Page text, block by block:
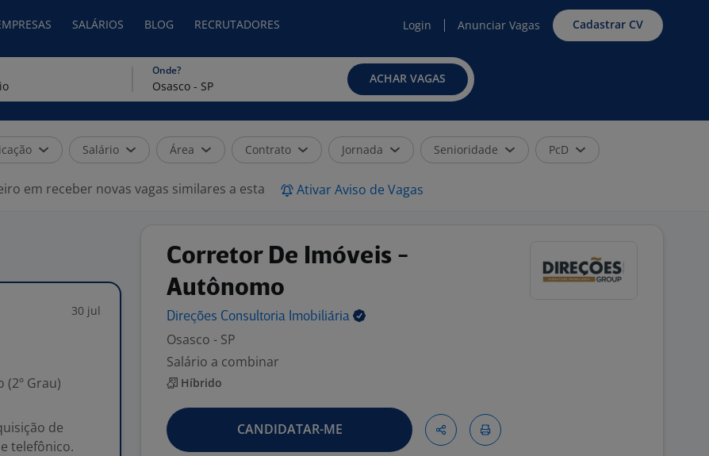
SALÁRIOS BLOG RECRUTADORES Login Anunciar Vagas Cadastrar CV
Onde?
ACHAR VAGAS
Salário Área Contrato Jornada Senioridade PcD
em receber novas vagas similares a esta Ativar Aviso de Vagas
30 jul
(2º Grau)
de
telefônico.
Corretor De Imóveis -
Autônomo
Direções Consultoria Imobiliária
Osasco - SP
Salário a combinar
Híbrido
CANDIDATAR-ME